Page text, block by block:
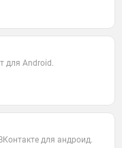
для Android.
для андроид.